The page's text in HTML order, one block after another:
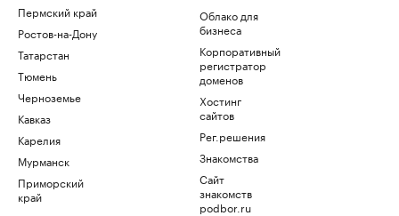
Пермский край
Ростов-на-Дону
Татарстан
Тюмень
Черноземье
Кавказ
Карелия
Мурманск
Приморский
край
Облако для
бизнеса
Корпоративный
регистратор
доменов
Хостинг
сайтов
Рег.решения
Знакомства
Сайт
знакомств
podbor.ru